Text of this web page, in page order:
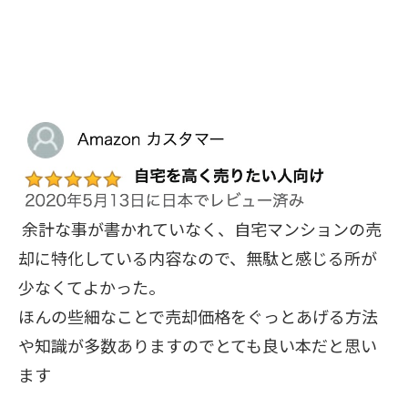
余計な事が書かれていなく、自宅マンションの売
却に特化している内容なので、無駄と感じる所が
少なくてよかった。
ほんの些細なことで売却価格をぐっとあげる方法
や知識が多数ありますのでとても良い本だと思い
ます